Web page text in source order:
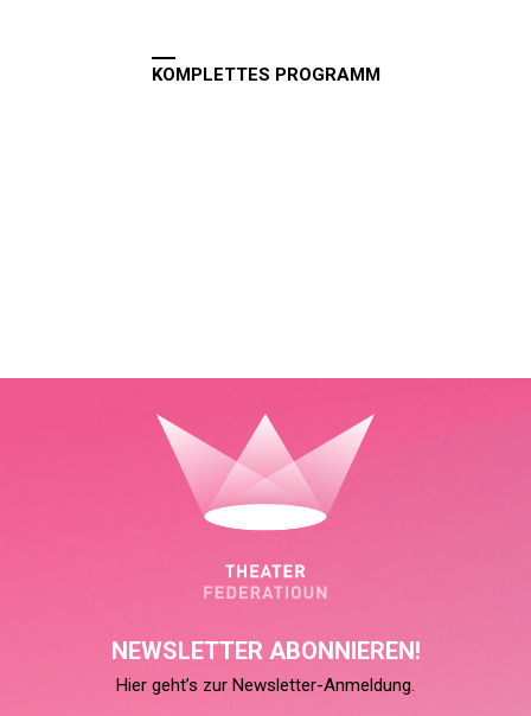
KOMPLETTES PROGRAMM
NEWSLETTER ABONNIEREN!
Hier geht’s zur Newsletter-Anmeldung.